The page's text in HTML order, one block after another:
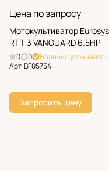
Цена по запросу
Мотокультиватор
RTT-3 VANGUARD 6.5HP
0 0
Наличие уточняйте
Арт.BF05754
Запросить цену